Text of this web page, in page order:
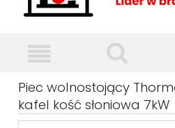
Piec wolnostojący
kafel kość słoniowa 7kW